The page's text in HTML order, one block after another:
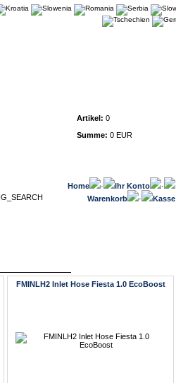
Artikel: 0
Summe: 0 EUR
Home · Ihr Konto
·
Warenkorb
· Kasse
FMINLH2 Inlet Hose Fiesta 1.0 EcoBoost